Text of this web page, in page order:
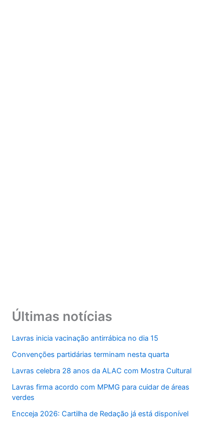
Últimas notícias
Lavras inicia vacinação antirrábica no dia 15
Convenções partidárias terminam nesta quarta
Lavras celebra 28 anos da ALAC com Mostra Cultural
Lavras firma acordo com MPMG para cuidar de áreas
verdes
Encceja 2026: Cartilha de Redação já está disponível